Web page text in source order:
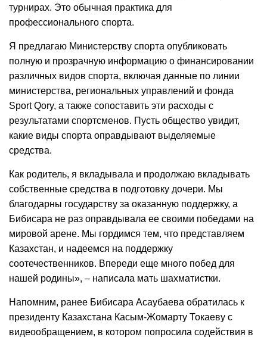
турнирах. Это обычная практика для
профессионального спорта.
Я предлагаю Министерству спорта опубликовать
полную и прозрачную информацию о финансировании
различных видов спорта, включая данные по линии
министерства, региональных управлений и фонда
Sport Qory, а также сопоставить эти расходы с
результатами спортсменов. Пусть общество увидит,
какие виды спорта оправдывают выделяемые
средства.
Как родитель, я вкладывала и продолжаю вкладывать
собственные средства в подготовку дочери. Мы
благодарны государству за оказанную поддержку, а
Бибисара не раз оправдывала ее своими победами на
мировой арене. Мы гордимся тем, что представляем
Казахстан, и надеемся на поддержку
соотечественников. Впереди еще много побед для
нашей родины», – написала мать шахматистки.
Напомним, ранее Бибисара Асаубаева обратилась к
президенту Казахстана Касым-Жомарту Токаеву с
видеообращением, в котором попросила содействия в